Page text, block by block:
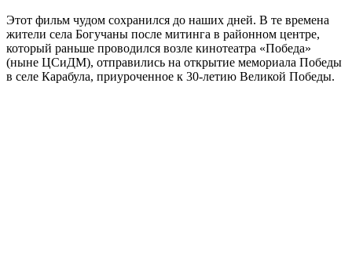
Этот фильм чудом сохранился до наших дней. В те времена
жители села Богучаны после митинга в районном центре,
который раньше проводился возле кинотеатра «Победа»
(ныне ЦСиДМ), отправились на открытие мемориала Победы
в селе Карабула, приуроченное к 30-летию Великой Победы.